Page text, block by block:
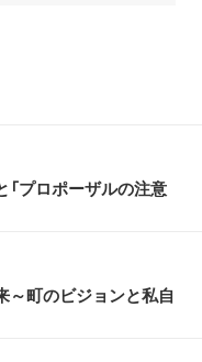
「プロポーザルの注意
～町のビジョンと私自